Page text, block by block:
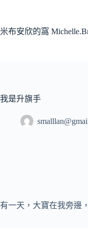
主
米布安欣的窩
我是升旗手
有一天，大寶在我旁邊